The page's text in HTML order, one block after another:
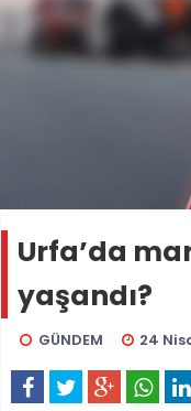
Urfa’da
yaşandı?
GÜNDEM 24